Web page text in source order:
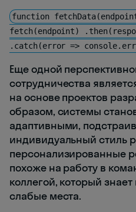
function
fetch(endpoint)
.catch(error =>
Еще одной
сотрудничества
на основе проектов
образом, системы
адаптивными,
индивидуальный стиль
персонализированные
похоже на работу в
коллегой, который
слабые места.